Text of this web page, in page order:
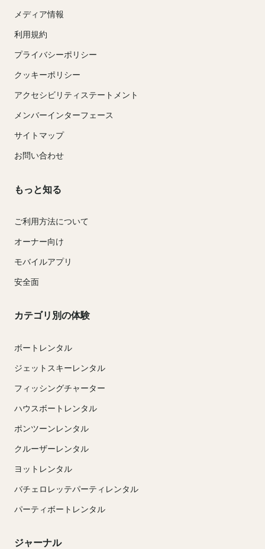
メディア情報
利用規約
プライバシーポリシー
クッキーポリシー
アクセシビリティステートメント
メンバーインターフェース
サイトマップ
お問い合わせ
もっと知る
ご利用方法について
オーナー向け
モバイルアプリ
安全面
カテゴリ別の体験
ボートレンタル
ジェットスキーレンタル
フィッシングチャーター
ハウスボートレンタル
ポンツーンレンタル
クルーザーレンタル
ヨットレンタル
バチェロレッテパーティレンタル
パーティボートレンタル
ジャーナル